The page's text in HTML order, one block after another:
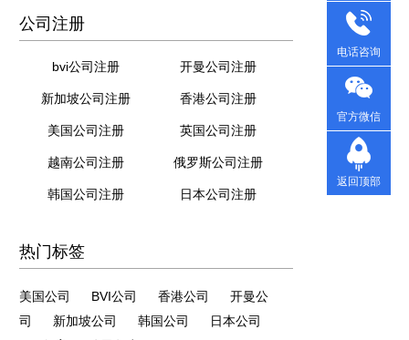
公司注册
bvi公司注册 开曼公司注册
新加坡公司注册 香港公司注册
美国公司注册 英国公司注册
越南公司注册 俄罗斯公司注册
韩国公司注册 日本公司注册
热门标签
美国公司 BVI公司 香港公司
开曼公
司
新加坡公司 韩国公司
日本公司
电话咨询
官方微信
返回顶部